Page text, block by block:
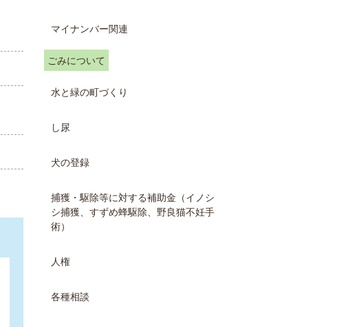
マイナンバー関連
ごみについて
水と緑の町づくり
し尿
犬の登録
捕獲・駆除等に対する補助金（イノシ
シ捕獲、すずめ蜂駆除、野良猫不妊手
術）
人権
各種相談